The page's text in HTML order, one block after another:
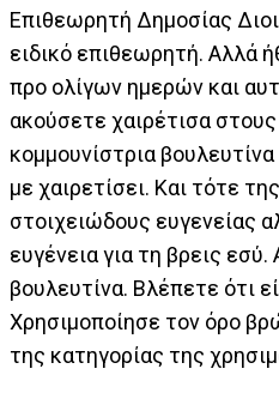
Επιθεωρητή Δημοσίας
ειδικό επιθεωρητή. Αλλά
προ ολίγων ημερών και
ακούσετε χαιρέτισα
κομμουνίστρια
με χαιρετίσει. Και τότε
στοιχειώδους ευγενείας
ευγένεια για τη βρεις
βουλευτίνα. Βλέπετε ότι
Χρησιμοποίησε τον όρο
της κατηγορίας της